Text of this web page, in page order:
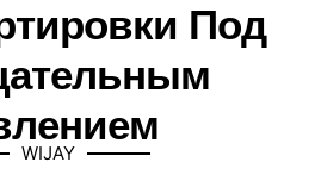
Под
WIJAY